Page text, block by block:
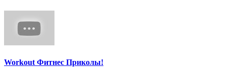
Workout Фитнес Приколы!